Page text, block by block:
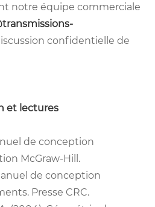
notre équipe commerciale
confidentielle de
et lectures
de conception
McGraw-Hill.
de conception
Presse CRC.